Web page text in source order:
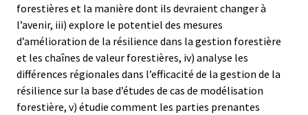
forestières et la manière dont ils devraient changer à
l’avenir, iii) explore le potentiel des mesures
d’amélioration de la résilience dans la gestion forestière
et les chaînes de valeur forestières, iv) analyse les
différences régionales dans l’efficacité de la gestion de la
résilience sur la base d’études de cas de modélisation
forestière, v) étudie comment les parties prenantes